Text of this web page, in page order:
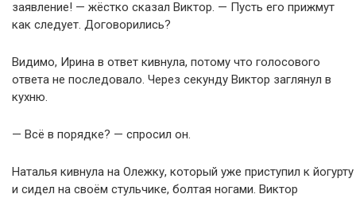
заявление! — жёстко сказал Виктор. — Пусть его прижмут
как следует. Договорились?
Видимо, Ирина в ответ кивнула, потому что голосового
ответа не последовало. Через секунду Виктор заглянул в
кухню.
— Всё в порядке? — спросил он.
Наталья кивнула на Олежку, который уже приступил к йогурту
и сидел на своём стульчике, болтая ногами. Виктор